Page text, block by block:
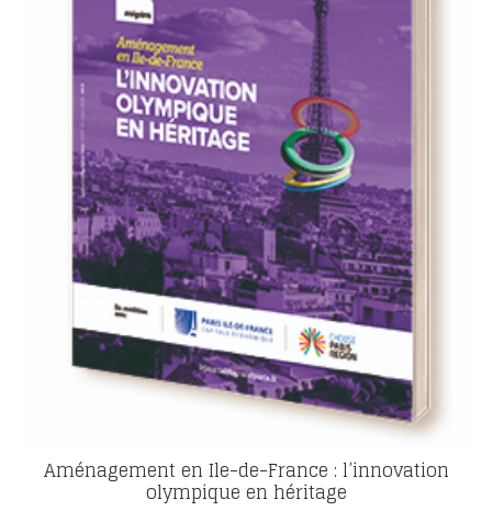
Aménagement en Ile-de-France : l’innovation
olympique en héritage